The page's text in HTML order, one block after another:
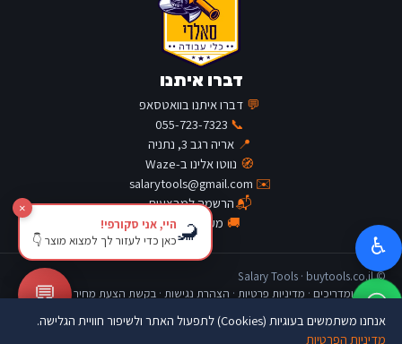
דברו איתנו
💬 דברו איתנו בוואטסאפ
📞
055-723-7323
📍 אריה רגב 3, נתניה
🧭 נווטו אלינו ב-Waze
✉️
salarytools@gmail.com
📬הרשמה למבצעים
🚚 מעקב משלוח
© Salary Tools · buytools.co.il
כתבות ומדריכים · מדיניות פרטיות · הצהרת נגישות · בקשת הצעת מחיר 💬
♿
אנחנו משתמשים בעוגיות (Cookies) לתפעול האתר ולשיפור חוויית הגלישה.
מדיניות הפרטיות
×
🦂היי, אני סקורפי!
כאן כדי לעזור לך למצוא מוצר 👇